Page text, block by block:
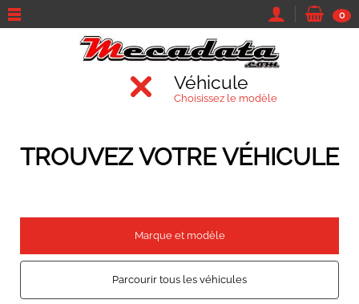
0
Véhicule
Choisissez le modèle
TROUVEZ VOTRE VÉHICULE
Marque et modèle
Parcourir tous les véhicules